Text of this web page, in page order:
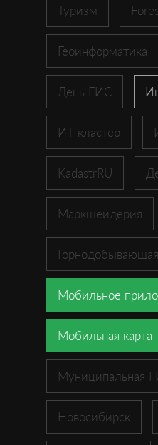
Туризм
Геоинформатика
День ГИС
ИТ-кластер
KadastrRU
Маркшейдерия
Мобильное
Мобильная карта
Муниципальная
Новосибирск